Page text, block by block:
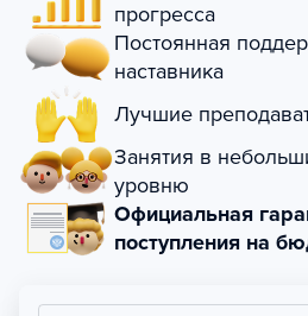
прогресса
Постоянная
наставника
Лучшие
Занятия в
уровню
Официальная
поступления на